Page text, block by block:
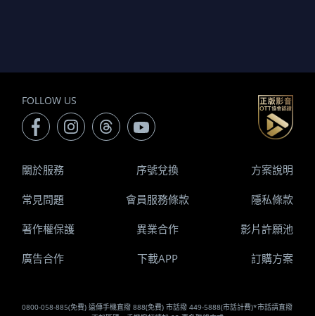
FOLLOW US
0800-058-885(免費) 遠傳手機直撥 888(免費) 市話撥 449-5888(市話計費)*市話請直撥
關於服務 序號兌換 方案說明
常見問題 會員服務條款 隱私條款
著作權保護 異業合作 影片許願池
廣告合作 下載APP 訂購方案